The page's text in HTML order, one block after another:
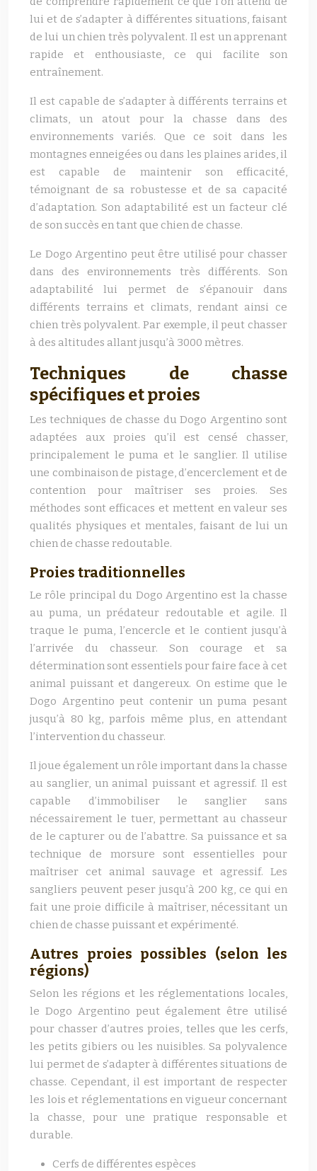
lui et de s’adapter à différentes situations, faisant
de lui un chien très polyvalent. Il est un apprenant
rapide et enthousiaste, ce qui facilite son
entraînement.
Il est capable de s’adapter à différents terrains et
climats, un atout pour la chasse dans des
environnements variés. Que ce soit dans les
montagnes enneigées ou dans les plaines arides, il
est capable de maintenir son efficacité,
témoignant de sa robustesse et de sa capacité
d’adaptation. Son adaptabilité est un facteur clé
de son succès en tant que chien de chasse.
Le Dogo Argentino peut être utilisé pour chasser
dans des environnements très différents. Son
adaptabilité lui permet de s’épanouir dans
différents terrains et climats, rendant ainsi ce
chien très polyvalent. Par exemple, il peut chasser
à des altitudes allant jusqu’à 3000 mètres.
Techniques de chasse
spécifiques et proies
Les techniques de chasse du Dogo Argentino sont
adaptées aux proies qu’il est censé chasser,
principalement le puma et le sanglier. Il utilise
une combinaison de pistage, d’encerclement et de
contention pour maîtriser ses proies. Ses
méthodes sont efficaces et mettent en valeur ses
qualités physiques et mentales, faisant de lui un
chien de chasse redoutable.
Proies traditionnelles
Le rôle principal du Dogo Argentino est la chasse
au puma, un prédateur redoutable et agile. Il
traque le puma, l’encercle et le contient jusqu’à
l’arrivée du chasseur. Son courage et sa
détermination sont essentiels pour faire face à cet
animal puissant et dangereux. On estime que le
Dogo Argentino peut contenir un puma pesant
jusqu’à 80 kg, parfois même plus, en attendant
l’intervention du chasseur.
Il joue également un rôle important dans la chasse
au sanglier, un animal puissant et agressif. Il est
capable d’immobiliser le sanglier sans
nécessairement le tuer, permettant au chasseur
de le capturer ou de l’abattre. Sa puissance et sa
technique de morsure sont essentielles pour
maîtriser cet animal sauvage et agressif. Les
sangliers peuvent peser jusqu’à 200 kg, ce qui en
fait une proie difficile à maîtriser, nécessitant un
chien de chasse puissant et expérimenté.
Autres proies possibles (selon les
régions)
Selon les régions et les réglementations locales,
le Dogo Argentino peut également être utilisé
pour chasser d’autres proies, telles que les cerfs,
les petits gibiers ou les nuisibles. Sa polyvalence
lui permet de s’adapter à différentes situations de
chasse. Cependant, il est important de respecter
les lois et réglementations en vigueur concernant
la chasse, pour une pratique responsable et
durable.
Cerfs de différentes espèces